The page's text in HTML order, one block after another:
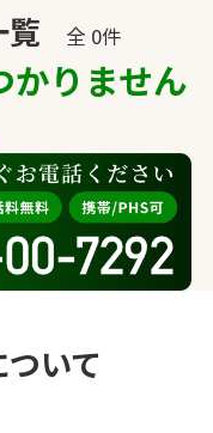
全 0件
かりません
いて